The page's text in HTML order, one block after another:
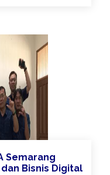
Semarang
Bisnis Digital